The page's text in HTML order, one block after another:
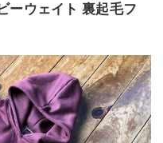
ーウェイト 裏起毛フ